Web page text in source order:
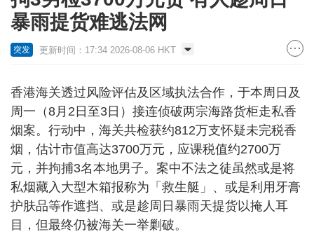
暴雨提货难逃法网
突发 更新时间：17:34 2026-08-06 HKT
香港海关透过风险评估及区域执法合作，于本周日及
周一（8月2日至3日）接连侦破两宗海路货柜走私香
烟案。行动中，海关共检获约812万支怀疑未完税香
烟，估计市值高达3700万元，应课税值约2700万
元，并拘捕3名本地男子。案中不法之徒虽然或是将
私烟藏入大型木箱报称为「救生艇」、或是利用牙膏
护肤品等作遮挡、或是趁周日暴雨天提货以掩人耳
目，但最终仍被海关一举剿破。